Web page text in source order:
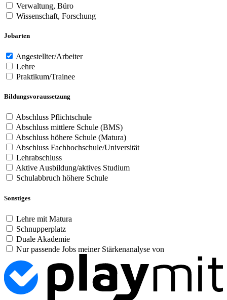
Verwaltung, Büro
Wissenschaft, Forschung
Jobarten
Angestellter/Arbeiter
Lehre
Praktikum/Trainee
Bildungsvoraussetzung
Abschluss Pflichtschule
Abschluss mittlere Schule (BMS)
Abschluss höhere Schule (Matura)
Abschluss Fachhochschule/Universität
Lehrabschluss
Aktive Ausbildung/aktives Studium
Schulabbruch höhere Schule
Sonstiges
Lehre mit Matura
Schnupperplatz
Duale Akademie
Nur passende Jobs meiner Stärkenanalyse von